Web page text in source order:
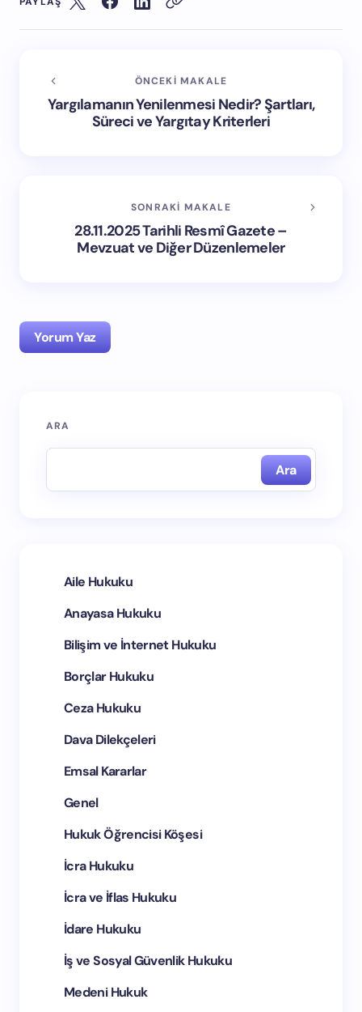
ÖNCEKI MAKALE
Yargılamanın Yenilenmesi Nedir? Şartları,
Süreci ve Yargıtay Kriterleri
SONRAKI MAKALE
28.11.2025 Tarihli Resmî Gazete –
Mevzuat ve Diğer Düzenlemeler
Yorum Yaz
ile işaretlenmişlerdir
Yorumunuz *
İsim *
tarayıcıya kaydedin.
ARA
Ara
Aile Hukuku
Anayasa Hukuku
Bilişim ve İnternet Hukuku
Borçlar Hukuku
Ceza Hukuku
Dava Dilekçeleri
Emsal Kararlar
Genel
Hukuk Öğrencisi Köşesi
İcra Hukuku
İcra ve İflas Hukuku
İdare Hukuku
İş ve Sosyal Güvenlik Hukuku
Medeni Hukuk